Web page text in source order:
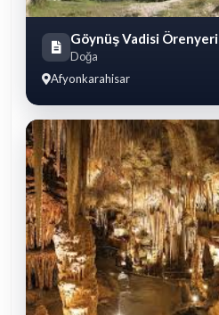
Göynüş Vadisi Örenyeri
Doğa
Afyonkarahisar